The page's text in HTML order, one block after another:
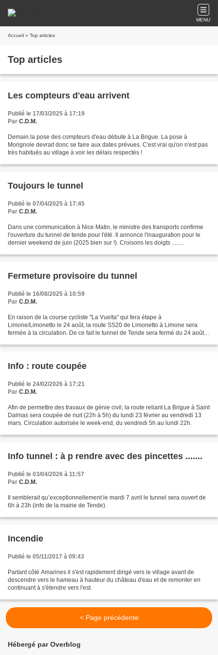
MENU
Accueil » Top articles
Top articles
Les compteurs d'eau arrivent
Publié le 17/03/2025 à 17:19
Par C.D.M.
Demain la pose des compteurs d'eau débute à La Brigue. La pose à
Morignole devrait donc se faire aux dates prévues. C'est vrai qu'on n'est pas
très habitués au village à voir les délais respectés !
Toujours le tunnel
Publié le 07/04/2025 à 17:45
Par C.D.M.
Dans une communication à Nice Matin, le ministre des transports confirme
l'ouverture du tunnel de tende pour l'été. Il annonce l'inauguration pour le
dernier weekend de juin (2025 bien sur !). Croisons les doigts ........
Fermeture provisoire du tunnel
Publié le 16/08/2025 à 10:59
Par C.D.M.
En raison de la course cycliste "La Vuelta" qui fera étape à
Limone/Limonetto le 24 août, la route SS20 de Limonetto à Limone sera
fermée à la circulation. De ce fait le tunnel de Tende sera fermé du 24 août à
Info : route coupée
Publié le 24/02/2026 à 17:21
Par C.D.M.
Afin de permettre des travaux de génie civil, la route reliant La Brigue à Saint
Dalmas sera coupée de nuit (22h à 5h) du lundi 23 février au vendredi 13
mars. Circulation autorisée le week-end, du vendredi 5h au lundi 22h.
Info tunnel : à p rendre avec des pincettes .......
Publié le 03/04/2026 à 11:57
Par C.D.M.
Il semblerait qu’exceptionnellement le mardi 7 avril le tunnel sera ouvert de
6h à 23h (info de la mairie de Tende).
Incendie
Publié le 05/11/2017 à 09:43
Partant côté Amarines il s'est rapidement dirigé vers le village avant de
descendre vers le hameau à hauteur du château d'eau et de remonter en
continuant à s'étendre vers l'est.
< Page précédente
Hébergé par Overblog